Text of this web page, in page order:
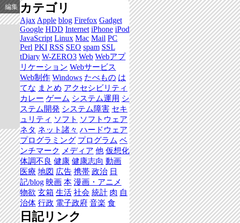
編集 カテゴリ
Ajax Apple blog Firefox Gadget
Google HDD Internet iPhone iPod
JavaScript Linux Mac Mail PC
Perl PKI RSS SEO spam SSL
tDiary W-ZERO3 Web Webアプ
リケーション Webサービス
Web制作 Windows たべもの は
てな まとめ アクセシビリティ
カレー ゲーム システム運用 シ
ステム開発 システム障害 セキ
ュリティ ソフト ソフトウェア
ネタ ネット諸々 ハードウェア
プログラミング プログラム ベ
ンチマーク メディア 他 仮想化
体調不良 健康 健康志向 動画
医療 地図 広告 携帯 政治 日
記/blog 映画 本 漫画・アニメ
物欲 玄箱 生活 社会 統計 肉 自
治体 行政 電子政府 音楽 食
日記リンク